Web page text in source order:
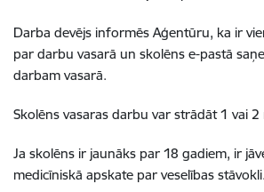
Darba devējs informēs Aģentūru, ka ir
par darbu vasarā un skolēns e-pastā
darbam vasarā.
Skolēns vasaras darbu var strādāt 1 vai 2
Ja skolēns ir jaunāks par 18 gadiem, ir
medicīniskā apskate par veselības stāvokli.